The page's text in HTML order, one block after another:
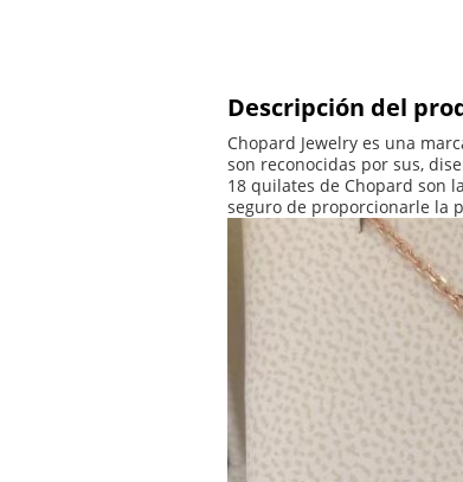
Descripción del
Chopard Jewelry es una
son reconocidas por sus,
18 quilates de Chopard son
seguro de proporcionarle la